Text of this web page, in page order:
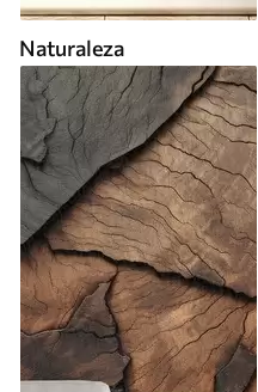
Naturaleza